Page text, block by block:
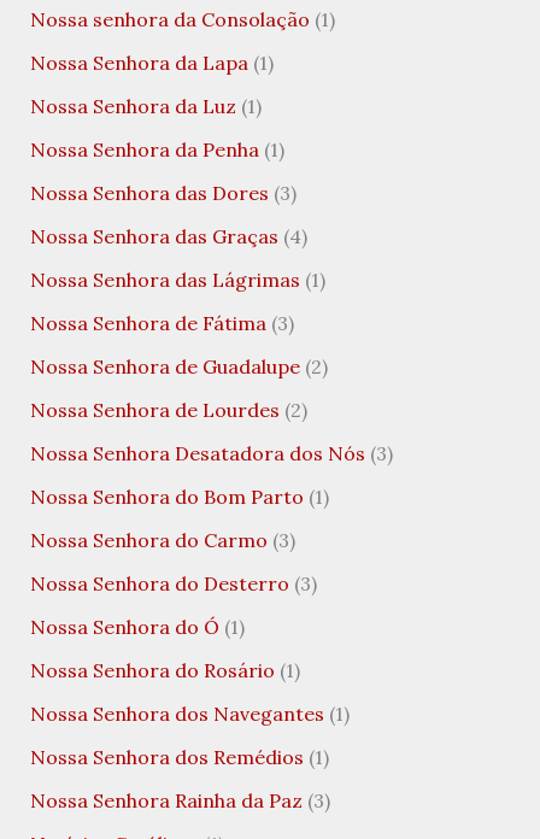
Nossa senhora da Consolação (1)
Nossa Senhora da Lapa (1)
Nossa Senhora da Luz (1)
Nossa Senhora da Penha (1)
Nossa Senhora das Dores (3)
Nossa Senhora das Graças (4)
Nossa Senhora das Lágrimas (1)
Nossa Senhora de Fátima (3)
Nossa Senhora de Guadalupe(2)
Nossa Senhora de Lourdes (2)
Nossa Senhora Desatadora dos Nós (3)
Nossa Senhora do Bom Parto (1)
Nossa Senhora do Carmo (3)
Nossa Senhora do Desterro (3)
Nossa Senhora do Ó (1)
Nossa Senhora do Rosário (1)
Nossa Senhora dos Navegantes (1)
Nossa Senhora dos Remédios (1)
Nossa Senhora Rainha da Paz (3)